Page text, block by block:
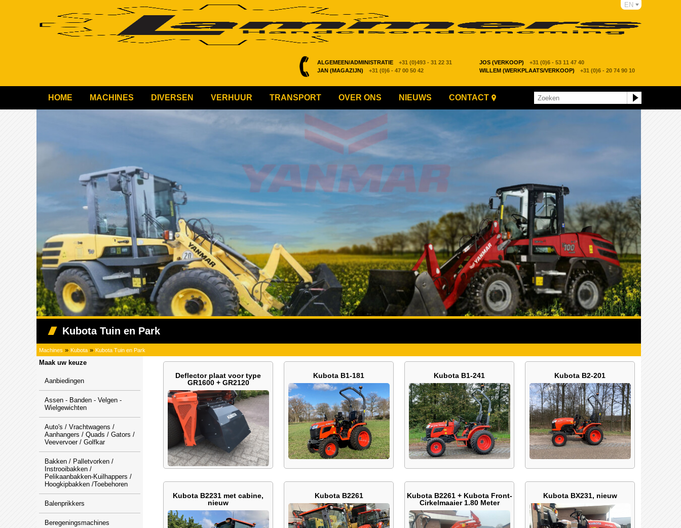
ALGEMEEN/ADMINISTRATIE +31 (0)493 - 31 22 31 JOS (VERKOOP)
+31 (0)6 - 53 11 47 40
JAN (MAGAZIJN)
+31 (0)6 - 47 00 50 42 WILLEM (WERKPLAATS/VERKOOP) +31 (0)6 - 20 74 90 10
EN
HOME MACHINES DIVERSEN VERHUUR TRANSPORT OVER ONS NIEUWS CONTACT
Kubota Tuin en Park
Machines » Kubota » Kubota Tuin en Park
Maak uw keuze
Aanbiedingen
Assen - Banden - Velgen -
Wielgewichten
Auto's / Vrachtwagens /
Aanhangers / Quads / Gators /
Veevervoer / Golfkar
Bakken / Palletvorken /
Instrooibakken /
Pelikaanbakken-Kuilhappers /
Hoogkipbakken /Toebehoren
Balenprikkers
Beregeningsmachines
Deflector plaat voor type
GR1600 + GR2120
Kubota B1-181 Kubota B1-241 Kubota B2-201
Kubota B2231 met cabine,
nieuw
Kubota B2261
Kubota B2261 + Kubota Front-
Cirkelmaaier 1.80 Meter
Kubota BX231, nieuw